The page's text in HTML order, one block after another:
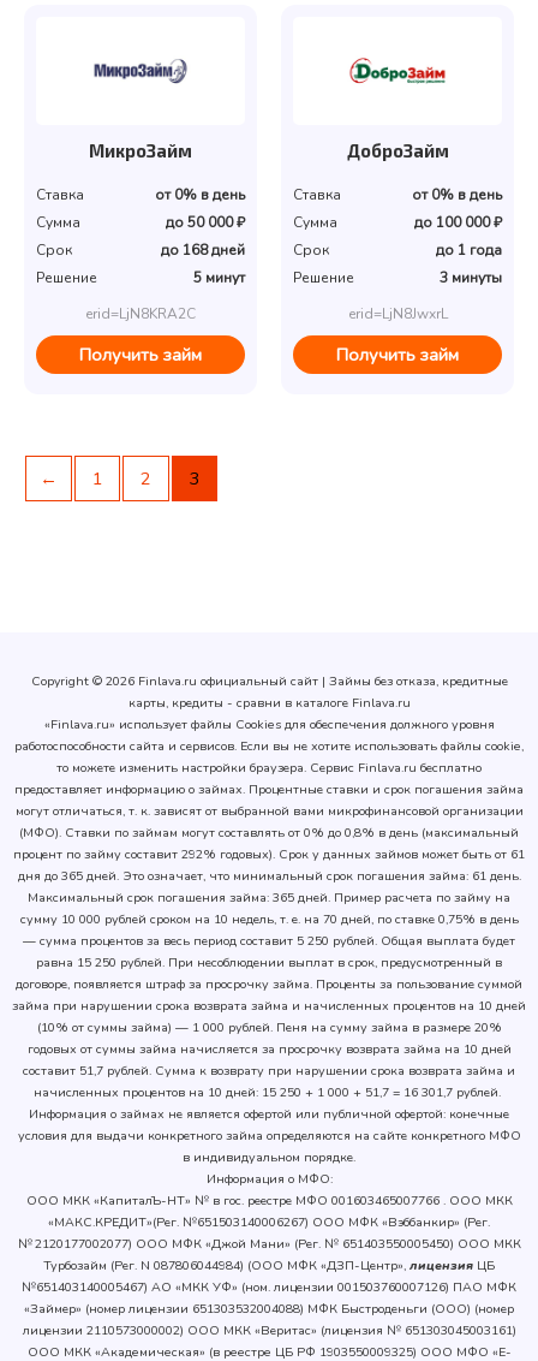
МикроЗайм
Ставка
от 0% в день
Сумма
до 50 000 ₽
Срок
до 168 дней
Решение
5 минут
erid=LjN8KRA2C
Получить займ
ДоброЗайм
Ставка
от 0% в день
Сумма
до 100 000 ₽
Срок
до 1 года
Решение
3 минуты
erid=LjN8JwxrL
Получить займ
← 1 2 3
Copyright © 2026 Finlava.ru официальный сайт | Займы без отказа, кредитные
карты, кредиты - сравни в каталоге Finlava.ru
«Finlava.ru» использует файлы Cookies для обеспечения должного уровня
работоспособности сайта и сервисов. Если вы не хотите использовать файлы cookie,
то можете изменить настройки браузера. Сервис Finlava.ru бесплатно
предоставляет информацию о займах. Процентные ставки и срок погашения займа
могут отличаться, т. к. зависят от выбранной вами микрофинансовой организации
(МФО). Ставки по займам могут составлять от 0% до 0,8% в день (максимальный
процент по займу составит 292% годовых). Срок у данных займов может быть от 61
дня до 365 дней. Это означает, что минимальный срок погашения займа: 61 день.
Максимальный срок погашения займа: 365 дней. Пример расчета по займу на
сумму 10 000 рублей сроком на 10 недель, т. е. на 70 дней, по ставке 0,75% в день
— сумма процентов за весь период составит 5 250 рублей. Общая выплата будет
равна 15 250 рублей. При несоблюдении выплат в срок, предусмотренный в
договоре, появляется штраф за просрочку займа. Проценты за пользование суммой
займа при нарушении срока возврата займа и начисленных процентов на 10 дней
(10% от суммы займа) — 1 000 рублей. Пеня на сумму займа в размере 20%
годовых от суммы займа начисляется за просрочку возврата займа на 10 дней
составит 51,7 рублей. Сумма к возврату при нарушении срока возврата займа и
начисленных процентов на 10 дней: 15 250 + 1 000 + 51,7 = 16 301,7 рублей.
Информация о займах не является офертой или публичной офертой: конечные
условия для выдачи конкретного займа определяются на сайте конкретного МФО
в индивидуальном порядке.
Информация о МФО:
ООО МКК «КапиталЪ-НТ» № в гос. реестре МФО 001603465007766 . ООО МКК
«МАКС.КРЕДИТ»(Рег. №651503140006267) ООО МФК «Вэббанкир» (Рег.
№ 2120177002077) ООО МФК «Джой Мани» (Рег. № 651403550005450) ООО МКК
Турбозайм (Рег. N 087806044984) (ООО МФК «ДЗП-Центр», лицензия ЦБ
№651403140005467) АО «МКК УФ» (ном. лицензии 001503760007126) ПАО МФК
«Займер» (номер лицензии 651303532004088) МФК Быстроденьги (ООО) (номер
лицензии 2110573000002) ООО МКК «Веритас» (лицензия № 651303045003161)
OOO MКК «Aкaдeмичecкaя» (в peecтpe ЦБ PФ 1903550009325) ООО МФО «Е-